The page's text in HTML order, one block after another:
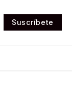
Suscríbete